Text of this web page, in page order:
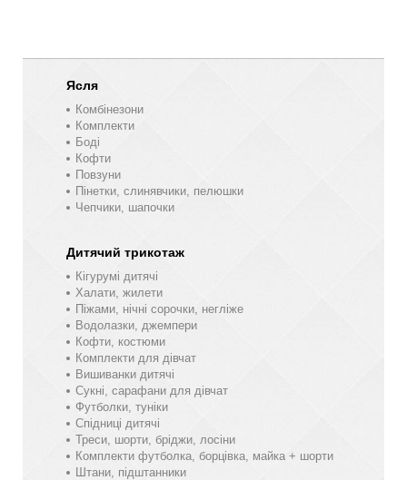
Ясля
Комбінезони
Комплекти
Боді
Кофти
Повзуни
Пінетки, слинявчики, пелюшки
Чепчики, шапочки
Дитячий трикотаж
Кігурумі дитячі
Халати, жилети
Піжами, нічні сорочки, негліже
Водолазки, джемпери
Кофти, костюми
Комплекти для дівчат
Вишиванки дитячі
Сукні, сарафани для дівчат
Футболки, туніки
Спідниці дитячі
Треси, шорти, бріджи, лосіни
Комплекти футболка, борцівка, майка + шорти
Штани, підштанники